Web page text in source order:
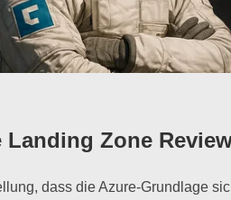
Landing Zone
dass die Azure-Grundlage